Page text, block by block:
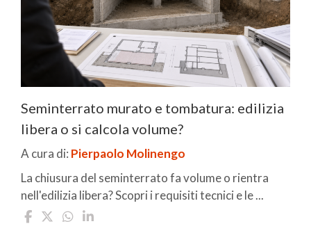
Seminterrato murato e tombatura: edilizia
libera o si calcola volume?
A cura di: Pierpaolo Molinengo
La chiusura del seminterrato fa volume o rientra
nell'edilizia libera? Scopri i requisiti tecnici e le ...